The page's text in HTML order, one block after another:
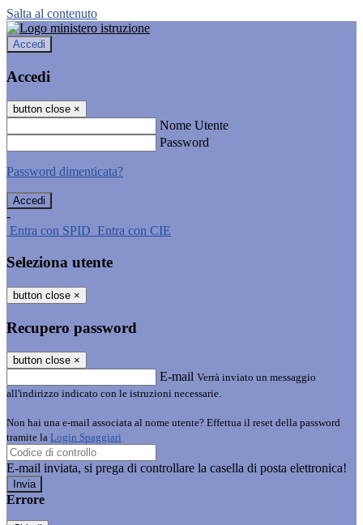
Salta al contenuto
Accedi
Accedi
button close ×
Nome Utente
Password
Password dimenticata?
-
Entra con SPID Entra con CIE
Seleziona utente
button close ×
Recupero password
button close ×
E-mail Verrà inviato un messaggio
all'indirizzo indicato con le istruzioni necessarie.
Non hai una e-mail associata al nome utente? Effettua il reset della password
tramite la Login Spaggiari
E-mail inviata, si prega di controllare la casella di posta elettronica!
Errore